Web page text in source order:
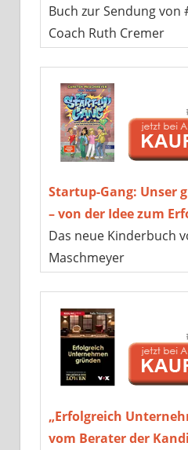
Buch zur Sendung von
Coach Ruth Cremer
Startup-Gang: Unser
– von der Idee zum
Das neue Kinderbuch
Maschmeyer
„Erfolgreich
vom Berater der